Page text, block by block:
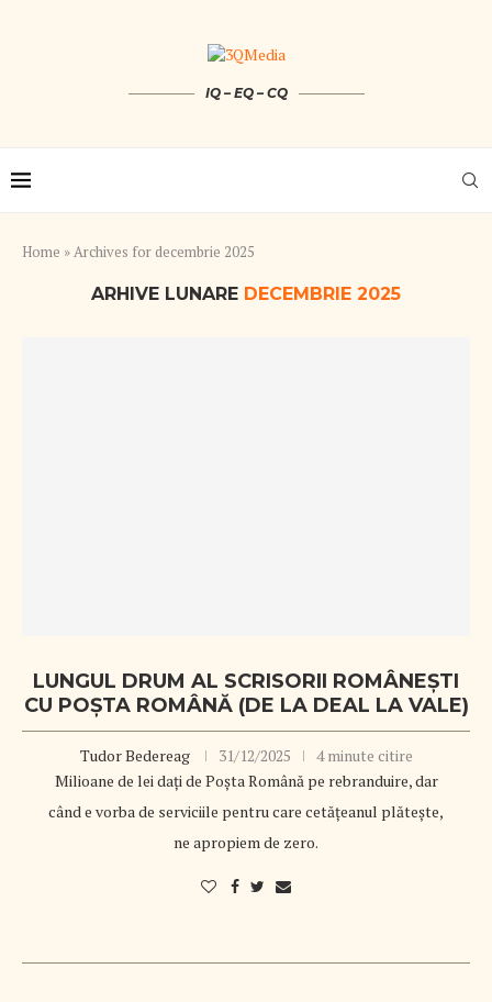
IQ – EQ – CQ
Home »Archives for decembrie 2025
ARHIVE LUNARE DECEMBRIE 2025
LUNGUL DRUM AL SCRISORII ROMÂNEȘTI
CU POȘTA ROMÂNĂ (DE LA DEAL LA VALE)
Tudor Bedereag 31/12/2025
4 minute citire
Milioane de lei dați de Poșta Română pe rebranduire, dar
când e vorba de serviciile pentru care cetățeanul plătește,
ne apropiem de zero.